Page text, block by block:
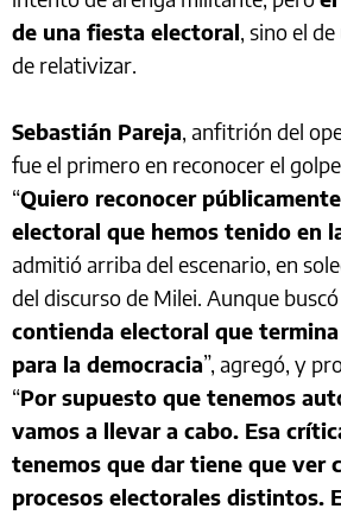
de una fiesta electoral, sino el
de relativizar.
Sebastián Pareja, anfitrión del
fue el primero en reconocer el
“Quiero reconocer
electoral que hemos tenido en
admitió arriba del escenario, en
del discurso de Milei. Aunque
contienda electoral que
para la democracia”, agregó, y
“Por supuesto que tenemos
vamos a llevar a cabo. Esa
tenemos que dar tiene que ver
procesos electorales distintos.